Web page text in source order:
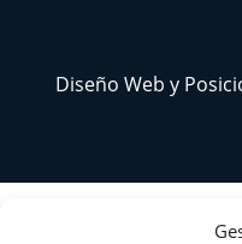
Diseño Web y